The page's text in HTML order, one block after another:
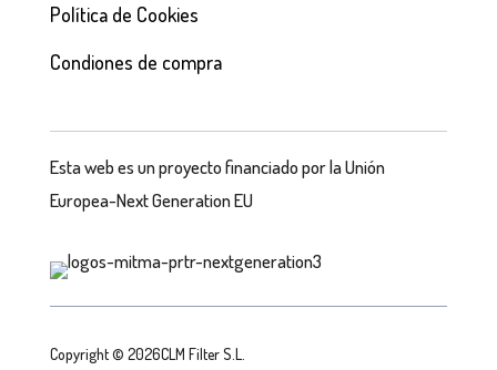
Política de Cookies
Condiones de compra
Esta web es un proyecto financiado por la Unión
Europea-Next Generation EU
Copyright © 2026CLM Filter S.L.